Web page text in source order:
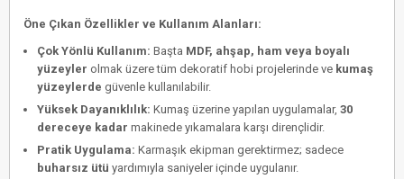
Öne Çıkan Özellikler ve Kullanım Alanları:
Çok Yönlü Kullanım: Başta MDF, ahşap, ham veya boyalı
yüzeyler olmak üzere tüm dekoratif hobi projelerinde ve kumaş
yüzeylerde güvenle kullanılabilir.
Yüksek Dayanıklılık: Kumaş üzerine yapılan uygulamalar, 30
dereceye kadar makinede yıkamalara karşı dirençlidir.
Pratik Uygulama: Karmaşık ekipman gerektirmez; sadece
buharsız ütü yardımıyla saniyeler içinde uygulanır.